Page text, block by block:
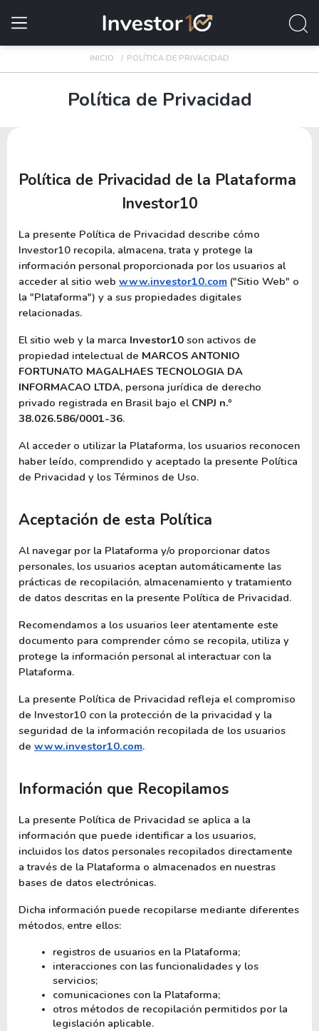
INICIO POLÍTICA DE PRIVACIDAD
Política de Privacidad
Política de Privacidad de la Plataforma
Investor10
La presente Política de Privacidad describe cómo
Investor10 recopila, almacena, trata y protege la
información personal proporcionada por los usuarios al
acceder al sitio web www.investor10.com ("Sitio Web" o
la "Plataforma") y a sus propiedades digitales
relacionadas.
El sitio web y la marca Investor10 son activos de
propiedad intelectual de MARCOS ANTONIO
FORTUNATO MAGALHAES TECNOLOGIA DA
INFORMACAO LTDA, persona jurídica de derecho
privado registrada en Brasil bajo el CNPJ n.º
38.026.586/0001-36.
Al acceder o utilizar la Plataforma, los usuarios reconocen
haber leído, comprendido y aceptado la presente Política
de Privacidad y los Términos de Uso.
Aceptación de esta Política
Al navegar por la Plataforma y/o proporcionar datos
personales, los usuarios aceptan automáticamente las
prácticas de recopilación, almacenamiento y tratamiento
de datos descritas en la presente Política de Privacidad.
Recomendamos a los usuarios leer atentamente este
documento para comprender cómo se recopila, utiliza y
protege la información personal al interactuar con la
Plataforma.
La presente Política de Privacidad refleja el compromiso
de Investor10 con la protección de la privacidad y la
seguridad de la información recopilada de los usuarios
de www.investor10.com.
Información que Recopilamos
La presente Política de Privacidad se aplica a la
información que puede identificar a los usuarios,
incluidos los datos personales recopilados directamente
a través de la Plataforma o almacenados en nuestras
bases de datos electrónicas.
Dicha información puede recopilarse mediante diferentes
métodos, entre ellos:
registros de usuarios en la Plataforma;
interacciones con las funcionalidades y los
servicios;
comunicaciones con la Plataforma;
otros métodos de recopilación permitidos por la
legislación aplicable.